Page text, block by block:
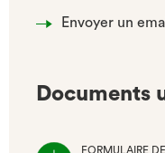
Envoyer un
Documents
FORMULAIRE